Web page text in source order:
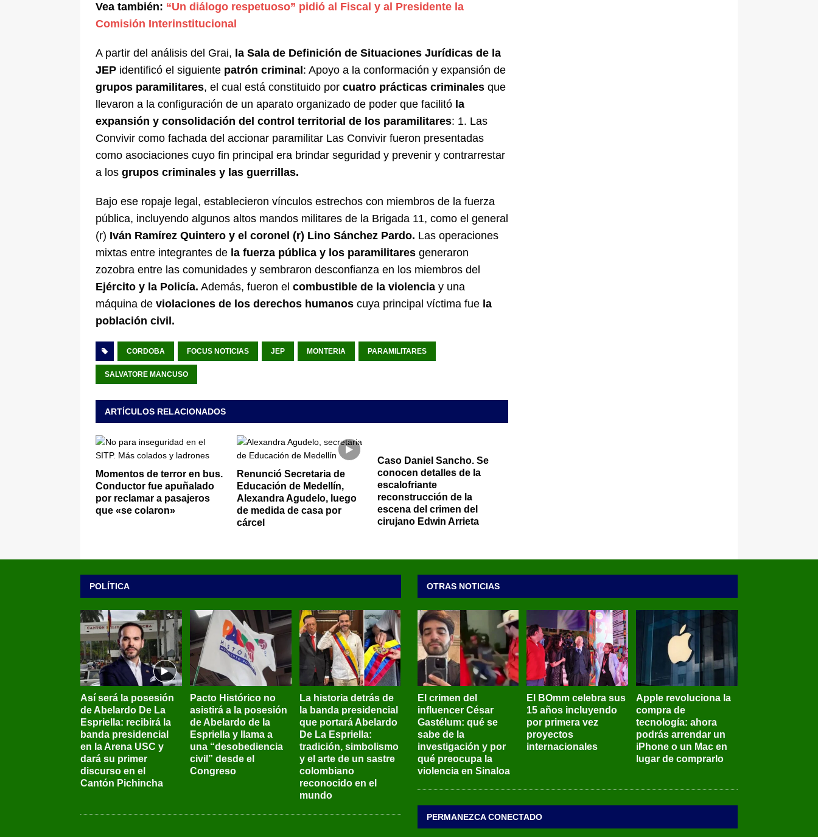
Vea también: “Un diálogo respetuoso” pidió al Fiscal y al Presidente la
Comisión Interinstitucional
A partir del análisis del Grai, la Sala de Definición de Situaciones Jurídicas de la
JEP identificó el siguiente patrón criminal : Apoyo a la conformación y expansión de
grupos paramilitares, el cual está constituido por cuatro prácticas criminales que
llevaron a la configuración de un aparato organizado de poder que facilitó la
expansión y consolidación del control territorial de los paramilitares: 1. Las
Convivir como fachada del accionar paramilitar Las Convivir fueron presentadas
como asociaciones cuyo fin principal era brindar seguridad y prevenir y contrarrestar
a los grupos criminales y las guerrillas.
Bajo ese ropaje legal, establecieron vínculos estrechos con miembros de la fuerza
pública, incluyendo algunos altos mandos militares de la Brigada 11, como el general
(r) Iván Ramírez Quintero y el coronel (r) Lino Sánchez Pardo. Las operaciones
mixtas entre integrantes de la fuerza pública y los paramilitares generaron
zozobra entre las comunidades y sembraron desconfianza en los miembros del
Ejército y la Policía. Además, fueron el combustible de la violencia y una
máquina de violaciones de los derechos humanos cuya principal víctima fue la
población civil.
CORDOBA FOCUS NOTICIAS JEP MONTERIA PARAMILITARES
SALVATORE MANCUSO
ARTÍCULOS RELACIONADOS
Momentos de terror en bus.
Conductor fue apuñalado
por reclamar a pasajeros
que «se colaron»
Renunció Secretaria de
Educación de Medellín,
Alexandra Agudelo, luego
de medida de casa por
cárcel
Caso Daniel Sancho. Se
conocen detalles de la
escalofriante
reconstrucción de la
escena del crimen del
cirujano Edwin Arrieta
POLÍTICA
Así será la posesión
de Abelardo De La
Espriella: recibirá la
banda presidencial
en la Arena USC y
dará su primer
discurso en el
Cantón Pichincha
Pacto Histórico no
asistirá a la posesión
de Abelardo de la
Espriella y llama a
una “desobediencia
civil” desde el
Congreso
La historia detrás de
la banda presidencial
que portará Abelardo
De La Espriella:
tradición, simbolismo
y el arte de un sastre
colombiano
reconocido en el
mundo
OTRAS NOTICIAS
El crimen del
influencer César
Gastélum: qué se
sabe de la
investigación y por
qué preocupa la
violencia en Sinaloa
El BOmm celebra sus
15 años incluyendo
por primera vez
proyectos
internacionales
Apple revoluciona la
compra de
tecnología: ahora
podrás arrendar un
iPhone o un Mac en
lugar de comprarlo
PERMANEZCA CONECTADO